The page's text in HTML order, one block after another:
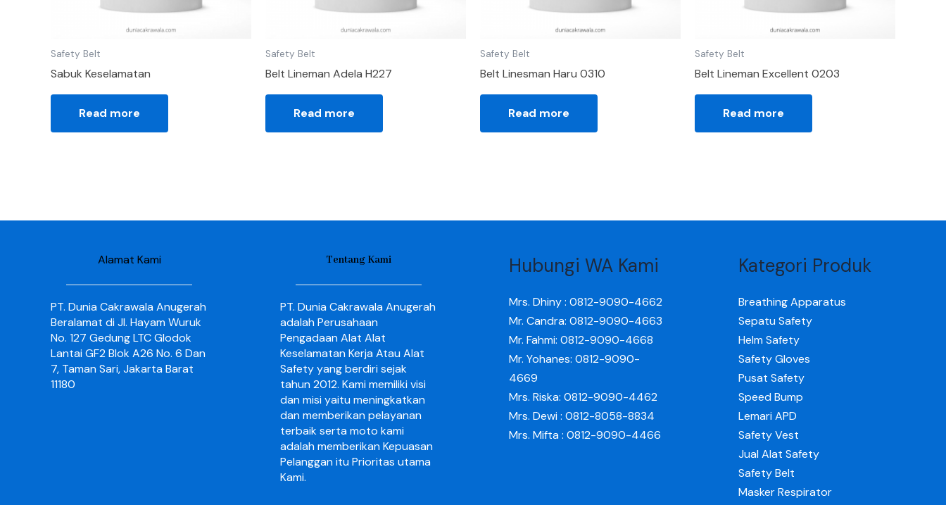
Safety Belt
Sabuk Keselamatan
Read more
Safety Belt
Belt Lineman Adela H227
Read more
Safety Belt
Belt Linesman Haru 0310
Read more
Safety Belt
Belt Lineman Excellent 0203
Read more
Alamat Kami
PT. Dunia Cakrawala Anugerah
Beralamat di Jl. Hayam Wuruk
No. 127 Gedung LTC Glodok
Lantai GF2 Blok A26 No. 6 Dan
7, Taman Sari, Jakarta Barat
11180
Tentang Kami
PT. Dunia Cakrawala Anugerah
adalah Perusahaan
Pengadaan Alat Alat
Keselamatan Kerja Atau Alat
Safety yang berdiri sejak
tahun 2012. Kami memiliki visi
dan misi yaitu meningkatkan
dan memberikan pelayanan
terbaik serta moto kami
adalah memberikan Kepuasan
Pelanggan itu Prioritas utama
Kami.
Hubungi WA Kami
Mrs. Dhiny : 0812-9090-4662
Mr. Candra: 0812-9090-4663
Mr. Fahmi: 0812-9090-4668
Mr. Yohanes: 0812-9090-
4669
Mrs. Riska: 0812-9090-4462
Mrs. Dewi : 0812-8058-8834
Mrs. Mifta : 0812-9090-4466
Kategori Produk
Breathing Apparatus
Sepatu Safety
Helm Safety
Safety Gloves
Pusat Safety
Speed Bump
Lemari APD
Safety Vest
Jual Alat Safety
Safety Belt
Masker Respirator